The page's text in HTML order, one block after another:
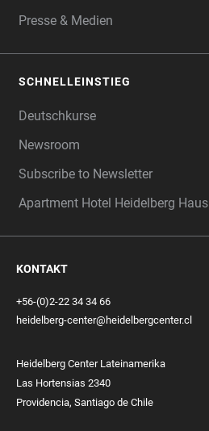
Presse & Medien
SCHNELLEINSTIEG
Deutschkurse
Newsroom
Subscribe to Newsletter
Apartment Hotel Heidelberg Haus
KONTAKT
+56-(0)2-22 34 34 66
heidelberg-center@heidelbergcenter.cl
Heidelberg Center Lateinamerika
Las Hortensias 2340
Providencia, Santiago de Chile